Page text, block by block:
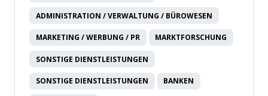
ADMINISTRATION / VERWALTUNG / BÜROWESEN
MARKETING / WERBUNG / PR MARKTFORSCHUNG
SONSTIGE DIENSTLEISTUNGEN
SONSTIGE DIENSTLEISTUNGEN BANKEN